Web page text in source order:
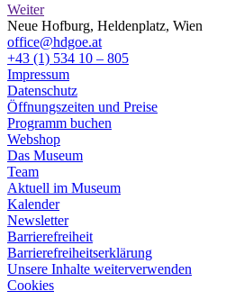
Weiter
Neue Hofburg, Heldenplatz, Wien
office@hdgoe.at
+43 (1) 534 10 – 805
Impressum
Datenschutz
Öffnungszeiten und Preise
Programm buchen
Webshop
Das Museum
Team
Aktuell im Museum
Kalender
Newsletter
Barrierefreiheit
Barrierefreiheitserklärung
Unsere Inhalte weiterverwenden
Cookies